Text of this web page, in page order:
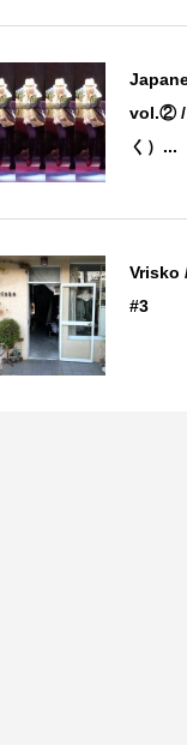
vol.② /
く）...
Vrisko
#3